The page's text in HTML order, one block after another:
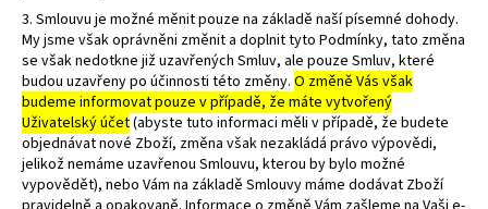
3. Smlouvu je možné měnit pouze na základě naší písemné dohody.
My jsme však oprávněni změnit a doplnit tyto Podmínky, tato změna
se však nedotkne již uzavřených Smluv, ale pouze Smluv, které
budou uzavřeny po účinnosti této změny. O změně Vás však
budeme informovat pouze v případě, že máte vytvořený
Uživatelský účet(abyste tuto informaci měli v případě, že budete
objednávat nové Zboží, změna však nezakládá právo výpovědi,
jelikož nemáme uzavřenou Smlouvu, kterou by bylo možné
vypovědět), nebo Vám na základě Smlouvy máme dodávat Zboží